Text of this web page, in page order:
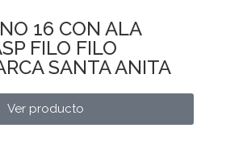
16 CON ALA
FILO FILO
SANTA ANITA
Ver producto